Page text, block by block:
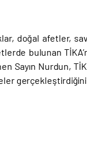
doğal afetler,
bulunan
Sayın Nurdun,
gerçekleştirdiğini